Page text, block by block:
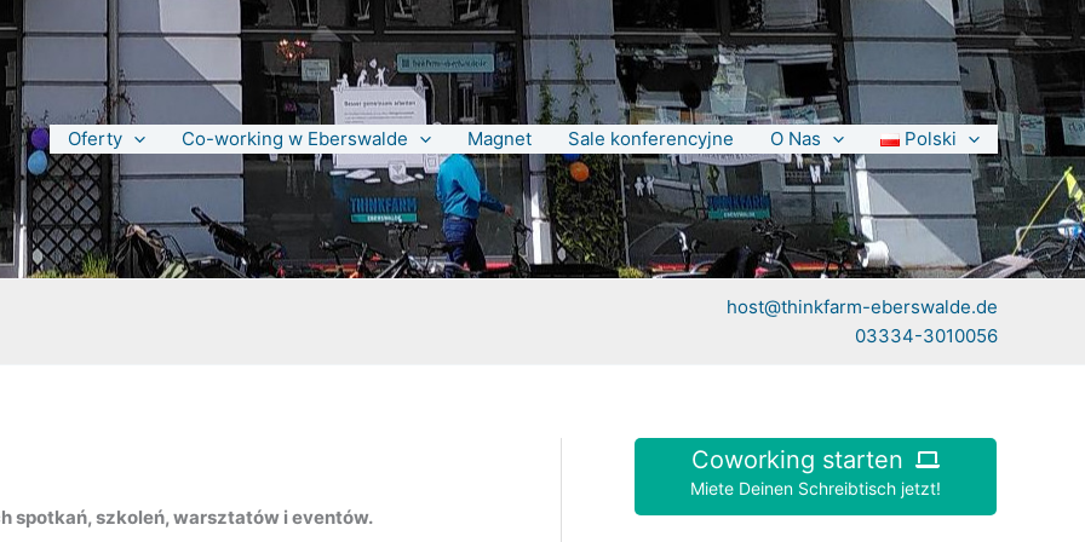
Oferty Co-working w Eberswalde Magnet Sale konferencyjne O Nas Polski
host@thinkfarm-eberswalde.de
03334-3010056
spotkań, szkoleń, warsztatów i eventów.
Coworking starten
Miete Deinen Schreibtisch jetzt!